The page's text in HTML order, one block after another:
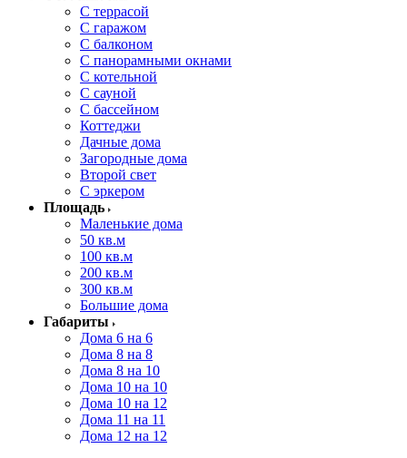
С террасой
С гаражом
С балконом
С панорамными окнами
С котельной
С сауной
С бассейном
Коттеджи
Дачные дома
Загородные дома
Второй свет
С эркером
Площадь
Маленькие дома
50 кв.м
100 кв.м
200 кв.м
300 кв.м
Большие дома
Габариты
Дома 6 на 6
Дома 8 на 8
Дома 8 на 10
Дома 10 на 10
Дома 10 на 12
Дома 11 на 11
Дома 12 на 12